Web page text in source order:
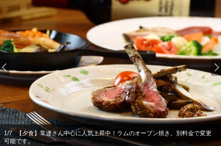
1/7 【夕食】常連さん中心に人気上昇中！ラムのオーブン焼き。別料金で変更
可能です。